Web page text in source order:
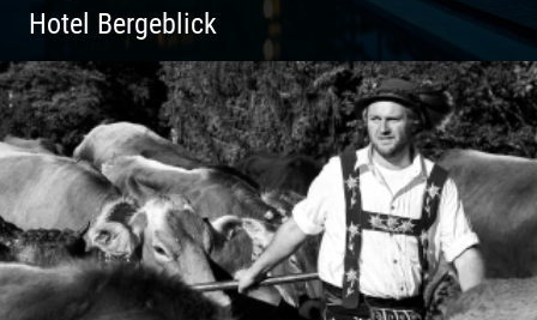
Hotel Bergeblick
Wunderbare Architektur, außergewöhnliches
Design – eine Oase der Ruhe und
Entspannung. Ausgedehnte Fotostrecke